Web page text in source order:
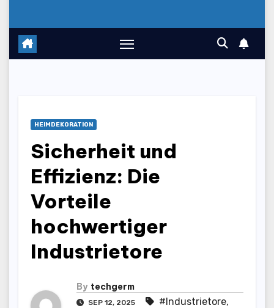
HEIMDEKORATION
Sicherheit und
Effizienz: Die
Vorteile
hochwertiger
Industrietore
By techgerm
SEP 12, 2025 #Industrietore,